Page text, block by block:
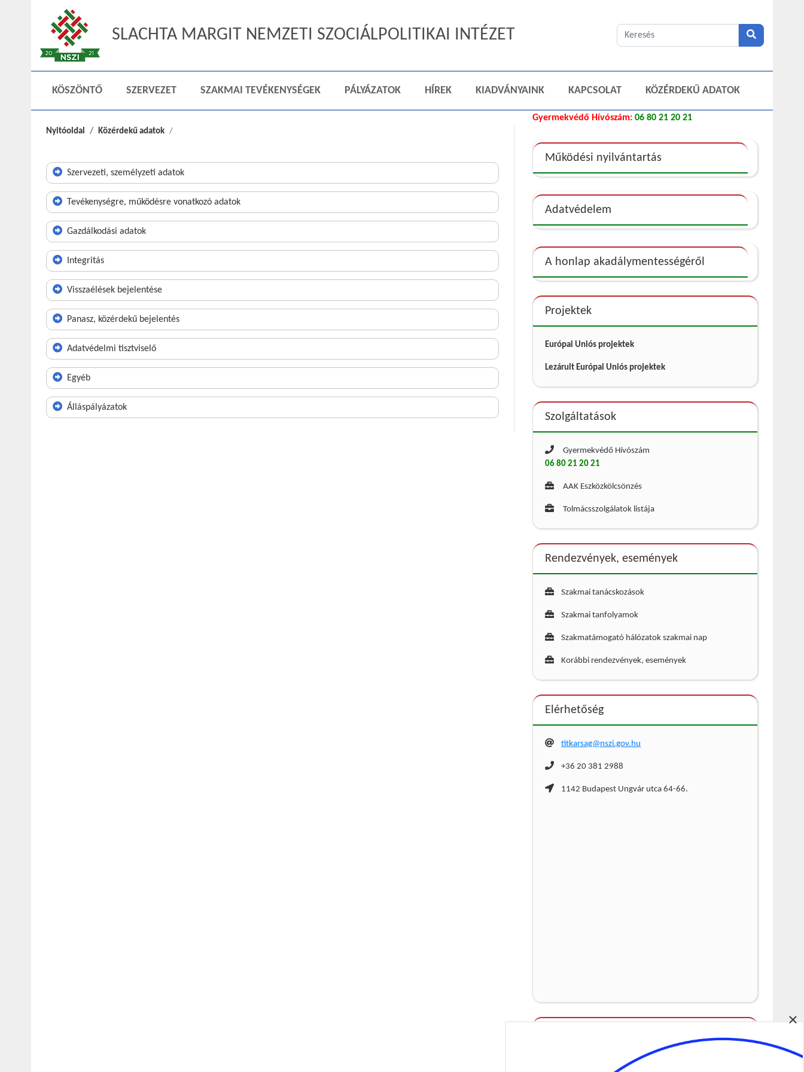
×
SLACHTA MARGIT NEMZETI SZOCIÁLPOLITIKAI INTÉZET
KÖSZÖNTŐ SZERVEZET SZAKMAI TEVÉKENYSÉGEK PÁLYÁZATOK HÍREK KIADVÁNYAINK KAPCSOLAT KÖZÉRDEKŰ ADATOK
Nyitóoldal Közérdekű adatok
Szervezeti, személyzeti adatok
Tevékenységre, működésre vonatkozó adatok
Gazdálkodási adatok
Integritás
Visszaélések bejelentése
Panasz, közérdekű bejelentés
Adatvédelmi tisztviselő
Egyéb
Álláspályázatok
Gyermekvédő Hívószám: 06 80 21 20 21
Működési nyilvántartás
Adatvédelem
A honlap akadálymentességéről
Projektek
Európai Uniós projektek
Lezárult Európai Uniós projektek
Szolgáltatások
Gyermekvédő Hívószám
06 80 21 20 21
AAK Eszközkölcsönzés
Tolmácsszolgálatok listája
Rendezvények, események
Szakmai tanácskozások
Szakmai tanfolyamok
Szakmatámogató hálózatok szakmai nap
Korábbi rendezvények, események
Elérhetőség
titkarsag@nszi.gov.hu
+36 20 381 2988
1142 Budapest Ungvár utca 64-66.